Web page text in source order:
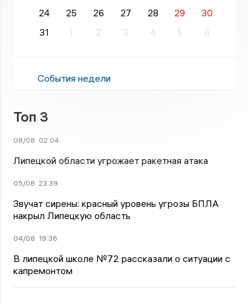
24
25 26 27 28 29
30
31
1 2 3 4 5 6
События недели
Топ 3
08/08 02:04
Липецкой области угрожает ракетная атака
05/08 23:39
Звучат сирены: красный уровень угрозы БПЛА
накрыл Липецкую область
04/08 19:36
В липецкой школе №72 рассказали о ситуации с
капремонтом